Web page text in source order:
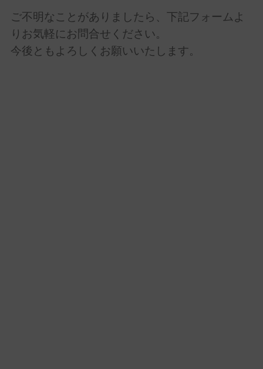
ご不明なことがありましたら、下記フォームよ
りお気軽にお問合せください。
今後ともよろしくお願いいたします。